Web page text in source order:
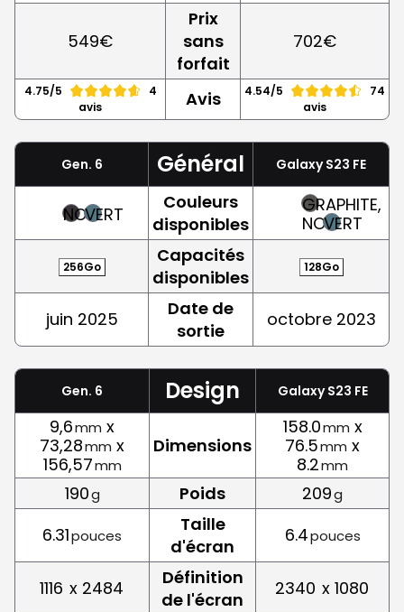
549€
Prix
sans
forfait
702€
4.75/5
4
avis
Avis 4.54/5
74
avis
Gen. 6 Général Galaxy S23 FE
NOIRVERT
Couleurs
disponibles
GRAPHITE,
NOIRVERT
256Go
Capacités
disponibles
128Go
juin 2025
Date de
sortie
octobre 2023
Gen. 6 Design Galaxy S23 FE
9,6mm x
73,28mm x
156,57mm
Dimensions
158.0mm x
76.5mm x
8.2mm
190g Poids 209g
6.31pouces
Taille
d'écran
6.4pouces
1116 x 2484
Définition
de l'écran
2340 x 1080